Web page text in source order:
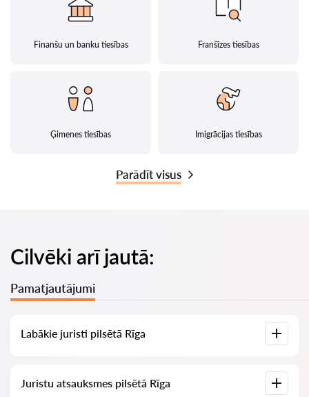
Finanšu un banku tiesības Franšīzes tiesības
Ģimenes tiesības Imigrācijas tiesības
Parādīt visus
Cilvēki arī jautā:
Pamatjautājumi
Labākie juristi pilsētā Rīga
pilnīgu informāciju: cenas, atsauksmes, tālruņa numurs un
Juristu atsauksmes pilsētā Rīga